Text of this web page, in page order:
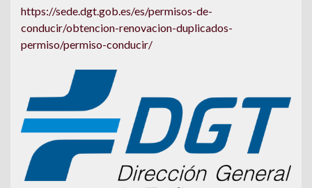
https://sede.dgt.gob.es/es/permisos-de-
conducir/obtencion-renovacion-duplicados-
permiso/permiso-conducir/